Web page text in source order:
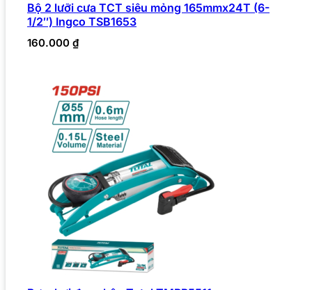
Bộ 2 lưỡi cưa TCT siêu mỏng 165mmx24T (6-
1/2″) Ingco TSB1653
160.000 ₫